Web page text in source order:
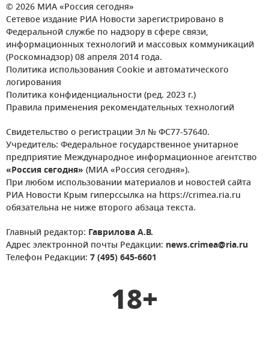
© 2026 МИА «Россия сегодня»
Сетевое издание РИА Новости зарегистрировано в
Федеральной службе по надзору в сфере связи,
информационных технологий и массовых коммуникаций
(Роскомнадзор) 08 апреля 2014 года.
Политика использования Cookie и автоматического
логирования
Политика конфиденциальности (ред. 2023 г.)
Правила применения рекомендательных технологий
Свидетельство о регистрации Эл № ФС77-57640.
Учредитель: Федеральное государственное унитарное
предприятие Международное информационное агентство
«Россия сегодня» (МИА «Россия сегодня»).
При любом использовании материалов и новостей сайта
РИА Новости Крым гиперссылка на https://crimea.ria.ru
обязательна не ниже второго абзаца текста.
Главный редактор: Гаврилова А.В.
Адрес электронной почты Редакции: news.crimea@ria.ru
Телефон Редакции: 7 (495) 645-6601
18+